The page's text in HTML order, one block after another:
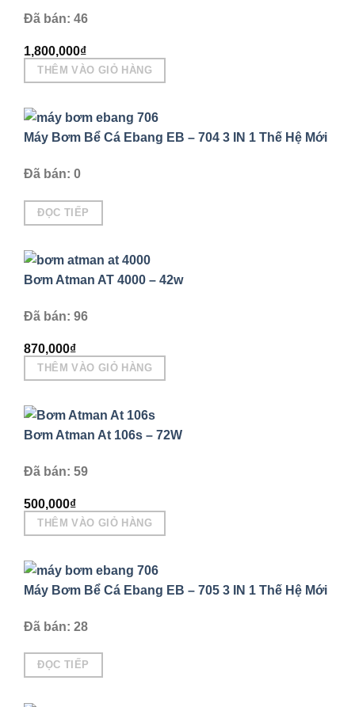
Đã bán: 46
1,800,000₫
THÊM VÀO GIỎ HÀNG
Máy Bơm Bể Cá Ebang EB – 704 3 IN 1 Thế Hệ Mới
Đã bán: 0
ĐỌC TIẾP
Bơm Atman AT 4000 – 42w
Đã bán: 96
870,000₫
THÊM VÀO GIỎ HÀNG
Bơm Atman At 106s – 72W
Đã bán: 59
500,000₫
THÊM VÀO GIỎ HÀNG
Máy Bơm Bể Cá Ebang EB – 705 3 IN 1 Thế Hệ Mới
Đã bán: 28
ĐỌC TIẾP